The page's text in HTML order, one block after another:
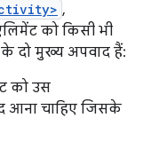
,
को किसी भी
दो मुख्य अपवाद हैं:
को उस
आना चाहिए जिसके